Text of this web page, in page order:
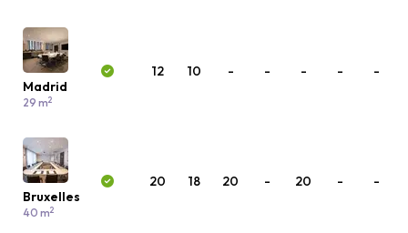
Madrid
29 m2
12 10 - - - - -
Bruxelles
40 m2
20 18 20 - 20 - -